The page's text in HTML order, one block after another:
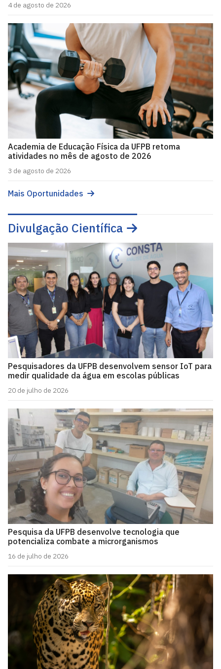
4 de agosto de 2026
Academia de Educação Física da UFPB retoma
atividades no mês de agosto de 2026
3 de agosto de 2026
Mais Oportunidades
Divulgação Científica
Pesquisadores da UFPB desenvolvem sensor IoT para
medir qualidade da água em escolas públicas
20 de julho de 2026
Pesquisa da UFPB desenvolve tecnologia que
potencializa combate a microrganismos
16 de julho de 2026